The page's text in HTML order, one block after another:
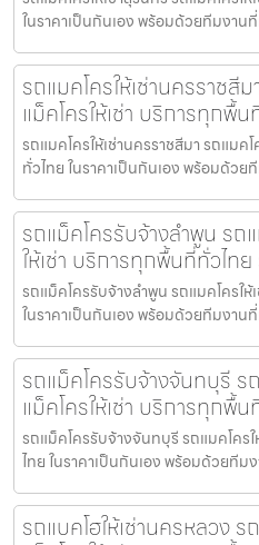
ในราคาเป็นกันเอง พร้อมด้วยทีมงาน
รถแมคโครให้เช่านครราชสี
แม็คโครให้เช่า บริการทุกพื้
รถแมคโครให้เช่านครราชสีมา รถแมค
ทั่วไทย ในราคาเป็นกันเอง พร้อมด้ว
รถแม็คโครรับจ้างลำพูน รถ
ให้เช่า บริการทุกพื้นที่ทั่วไท
รถแม็คโครรับจ้างลำพูน รถแมคโครใ
ในราคาเป็นกันเอง พร้อมด้วยทีมงาน
รถแม็คโครรับจ้างจันทบุรี ร
แม็คโครให้เช่า บริการทุกพื้
รถแม็คโครรับจ้างจันทบุรี รถแมคโคร
ไทย ในราคาเป็นกันเอง พร้อมด้วยที
รถแบคโฮให้เช่านครหลวง